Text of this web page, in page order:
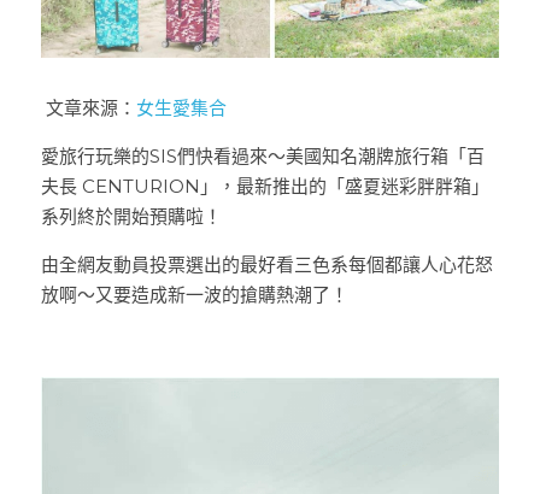
文章來源： 女生愛集合
愛旅行玩樂的SIS們快看過來～美國知名潮牌旅行箱「百
夫長 CENTURION」，最新推出的「盛夏迷彩胖胖箱」
系列終於開始預購啦！
由全網友動員投票選出的最好看三色系每個都讓人心花怒
放啊～又要造成新一波的搶購熱潮了！